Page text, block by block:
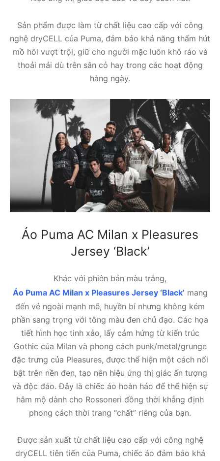
Sản phẩm được làm từ chất liệu cao cấp với công
nghệ dryCELL của Puma, đảm bảo khả năng thấm hút
mồ hôi vượt trội, giữ cho người mặc luôn khô ráo và
thoải mái dù trên sân cỏ hay trong các hoạt động
hàng ngày.
Áo Puma AC Milan x Pleasures
Jersey ‘Black’
Khác với phiên bản màu trắng,
Áo Puma AC Milan x Pleasures Jersey ‘Black’ mang
đến vẻ ngoài mạnh mẽ, huyền bí nhưng không kém
phần sang trọng với tông màu đen chủ đạo. Các họa
tiết hình học tinh xảo, lấy cảm hứng từ kiến trúc
Gothic của Milan và phong cách punk/metal/grunge
đặc trưng của Pleasures, được thể hiện một cách nổi
bật trên nền đen, tạo nên hiệu ứng thị giác ấn tượng
và độc đáo. Đây là chiếc áo hoàn hảo để thể hiện sự
hâm mộ dành cho Rossoneri đồng thời khẳng định
phong cách thời trang “chất” riêng của bạn.
Được sản xuất từ chất liệu cao cấp với công nghệ
dryCELL tiên tiến của Puma, chiếc áo đảm bảo khả